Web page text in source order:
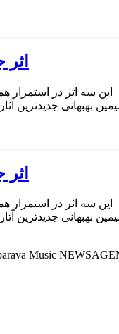
۳
سه اثر در استمرار
بهبهانی جدیدترین
۳
سه اثر در استمرار
بهبهانی جدیدترین